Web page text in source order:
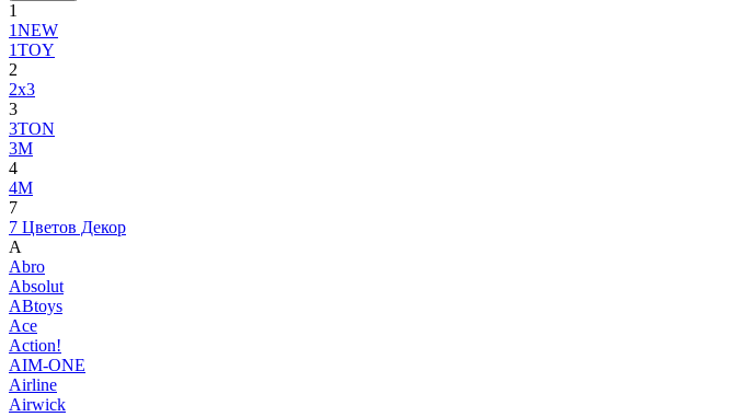
1
1NEW
1TOY
2
2x3
3
3TON
3М
4
4M
7
7 Цветов Декор
A
Abro
Absolut
ABtoys
Ace
Action!
AIM-ONE
Airline
Airwick